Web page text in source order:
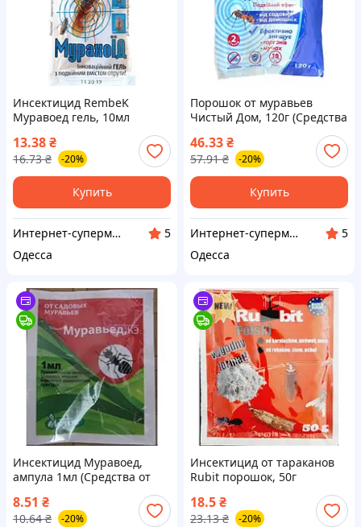
Инсектицид RembeK
Муравоед гель, 10мл
тараканов, блох и клопов)
13.38₴
16.73 ₴ -20%
Купить
Интернет-супермаркет Купа
5
Одесса
Порошок от муравьев
Чистый Дом, 120г (Средства
блох и клопов)
46.33₴
57.91 ₴ -20%
Купить
Интернет-супермаркет Купа
5
Одесса
Инсектицид Муравоед,
ампула 1мл (Средства от
муравьев, тараканов, блох
и клопов)
8.51 ₴
10.64 ₴ -20%
Инсектицид от тараканов
Rubit порошок, 50г
тараканов, блох и клопов)
18.5₴
23.13 ₴ -20%